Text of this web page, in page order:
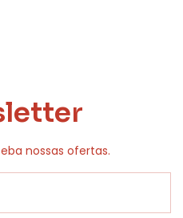
nossas ofertas.